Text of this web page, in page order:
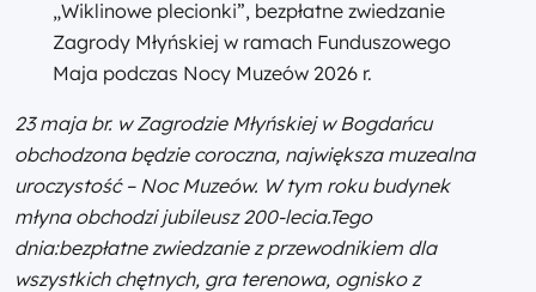
„Wiklinowe plecionki”, bezpłatne zwiedzanie
Zagrody Młyńskiej w ramach Funduszowego
Maja podczas Nocy Muzeów 2026 r.
23 maja br. w Zagrodzie Młyńskiej w Bogdańcu
obchodzona będzie coroczna, największa muzealna
uroczystość – Noc Muzeów. W tym roku budynek
młyna obchodzi jubileusz 200-lecia.Tego
dnia:bezpłatne zwiedzanie z przewodnikiem dla
wszystkich chętnych, gra terenowa, ognisko z